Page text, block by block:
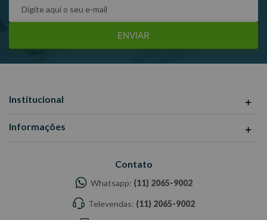
ENVIAR
Institucional
Informações
Contato
Whatsapp: (11) 2065-9002
Televendas: (11) 2065-9002